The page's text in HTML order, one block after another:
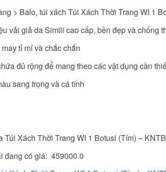
> Balo, túi xách Túi Xách Thời Trang WI 1
vải giả da Simili cao cấp, bền đẹp và chống
tỉ mỉ và chắc chắn
đủ rộng để mang theo các vật dụng cần
sang trọng và cá tính
Túi Xách Thời Trang WI 1 Botusi (Tím) –
đang có giá: 459000.0